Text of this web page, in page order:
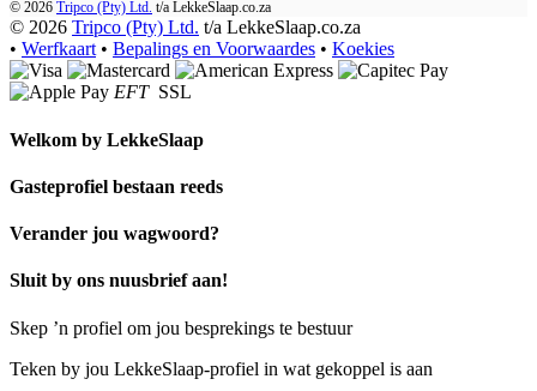
© 2026 Tripco (Pty) Ltd. t/a LekkeSlaap.co.za
© 2026 Tripco (Pty) Ltd. t/a LekkeSlaap.co.za
• Werfkaart • Bepalings en Voorwaardes • Koekies
EFT SSL
Welkom by LekkeSlaap
Gasteprofiel bestaan ​​reeds
Verander jou wagwoord?
Sluit by ons nuusbrief aan!
Skep ’n profiel om jou besprekings te bestuur
Teken by jou LekkeSlaap-profiel in wat gekoppel is aan